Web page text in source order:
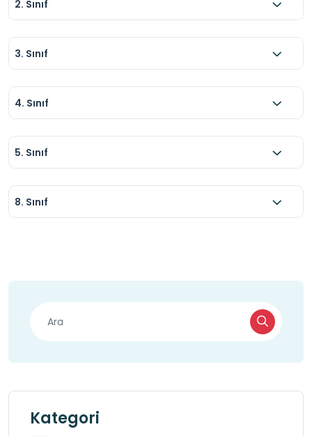
2. Sınıf
3. Sınıf
4. Sınıf
5. Sınıf
8. Sınıf
Kategori